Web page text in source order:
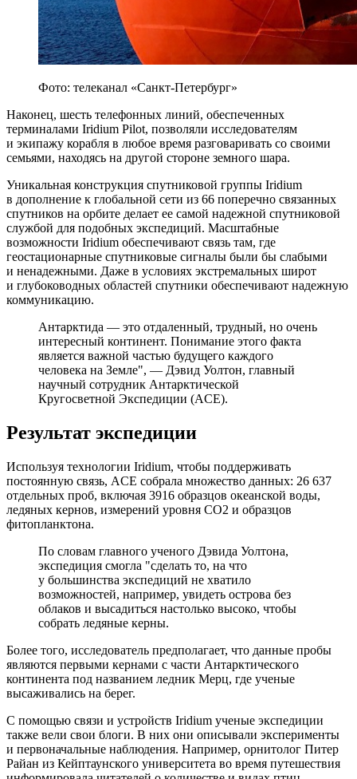
Фото: телеканал «Санкт-Петербург»
Наконец, шесть телефонных линий, обеспеченных
терминалами Iridium Pilot, позволяли исследователям
и экипажу корабля в любое время разговаривать со своими
семьями, находясь на другой стороне земного шара.
Уникальная конструкция спутниковой группы Iridium
в дополнение к глобальной сети из 66 поперечно связанных
спутников на орбите делает ее самой надежной спутниковой
службой для подобных экспедиций. Масштабные
возможности Iridium обеспечивают связь там, где
геостационарные спутниковые сигналы были бы слабыми
и ненадежными. Даже в условиях экстремальных широт
и глубоководных областей спутники обеспечивают надежную
коммуникацию.
Антарктида — это отдаленный, трудный, но очень
интересный континент. Понимание этого факта
является важной частью будущего каждого
человека на Земле", — Дэвид Уолтон, главный
научный сотрудник Антарктической
Кругосветной Экспедиции (ACE).
Результат экспедиции
Используя технологии Iridium, чтобы поддерживать
постоянную связь, ACE собрала множество данных: 26 637
отдельных проб, включая 3916 образцов океанской воды,
ледяных кернов, измерений уровня CO2 и образцов
фитопланктона.
По словам главного ученого Дэвида Уолтона,
экспедиция смогла "сделать то, на что
у большинства экспедиций не хватило
возможностей, например, увидеть острова без
облаков и высадиться настолько высоко, чтобы
собрать ледяные керны.
Более того, исследователь предполагает, что данные пробы
являются первыми кернами с части Антарктического
континента под названием ледник Мерц, где ученые
высаживались на берег.
С помощью связи и устройств Iridium ученые экспедиции
также вели свои блоги. В них они описывали эксперименты
и первоначальные наблюдения. Например, орнитолог Питер
Райан из Кейптаунского университета во время путешествия